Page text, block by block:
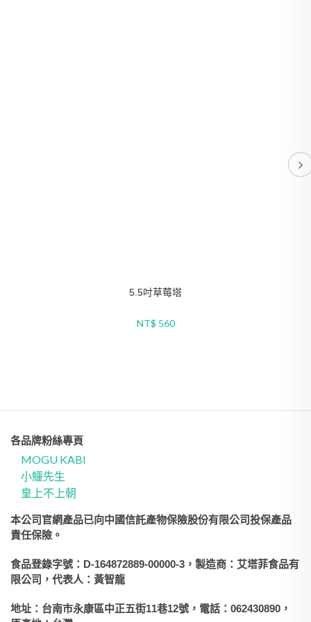
5.5吋藍莓塔
NT$ 560
各品牌粉絲專頁
MOGU KABI
小鱷先生
皇上不上朝
本公司官網產品已向中國信託產物保險股份有限公司投保產品
責任保險。
食品登錄字號：D-164872889-00000-3，製造商：艾塔菲食品有
限公司，代表人：黃智龍
地址：台南市永康區中正五街11巷12號，電話：062430890，